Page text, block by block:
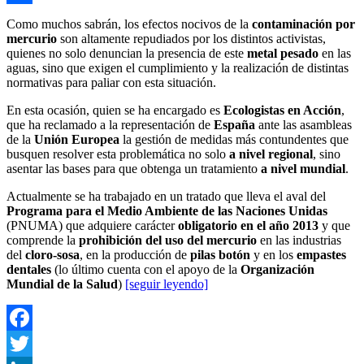
Compartir
Como muchos sabrán, los efectos nocivos de la contaminación por
mercurio son altamente repudiados por los distintos activistas,
quienes no solo denuncian la presencia de este metal pesado en las
aguas, sino que exigen el cumplimiento y la realización de distintas
normativas para paliar con esta situación.
En esta ocasión, quien se ha encargado es Ecologistas en Acción,
que ha reclamado a la representación de España ante las asambleas
de la Unión Europea la gestión de medidas más contundentes que
busquen resolver esta problemática no solo a nivel regional, sino
asentar las bases para que obtenga un tratamiento a nivel mundial.
Actualmente se ha trabajado en un tratado que lleva el aval del
Programa para el Medio Ambiente de las Naciones Unidas
(PNUMA) que adquiere carácterobligatorio en el año 2013 y que
comprende la prohibición del uso del mercurio en las industrias
del cloro-sosa, en la producción de pilas botón y en los empastes
dentales (lo último cuenta con el apoyo de la Organización
Mundial de la Salud) [seguir leyendo]
Facebook